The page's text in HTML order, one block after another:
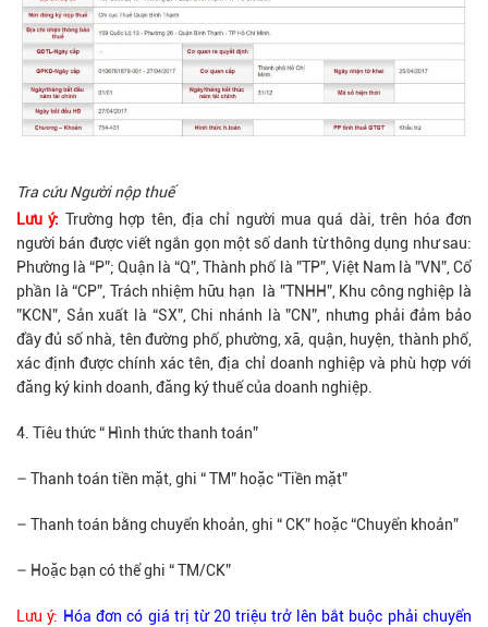
Tra cứu Người nộp thuế
Lưu ý: Trường hợp tên, địa chỉ người mua quá dài, trên hóa đơn
người bán được viết ngắn gọn một số danh từ thông dụng như sau:
Phường là “P”; Quận là “Q”, Thành phố là ”TP”, Việt Nam là ”VN”, Cổ
phần là “CP”, Trách nhiệm hữu hạn là ”TNHH”, Khu công nghiệp là
”KCN”, Sản xuất là “SX”, Chi nhánh là ”CN”, nhưng phải đảm bảo
đầy đủ số nhà, tên đường phố, phường, xã, quận, huyện, thành phố,
xác định được chính xác tên, địa chỉ doanh nghiệp và phù hợp với
đăng ký kinh doanh, đăng ký thuế của doanh nghiệp.
Tiêu thức “ Hình thức thanh toán”
– Thanh toán tiền mặt, ghi “ TM” hoặc “Tiền mặt”
– Thanh toán bằng chuyển khoản, ghi “ CK” hoặc “Chuyển khoản”
– Hoặc bạn có thể ghi “ TM/CK”
Lưu ý: Hóa đơn có giá trị từ 20 triệu trở lên bắt buộc phải chuyển